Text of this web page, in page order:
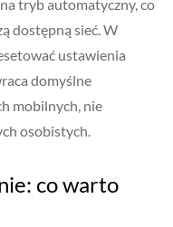
tryb automatyczny, co
dostępną sieć. W
ustawienia
domyślne
mobilnych, nie
osobistych.
co warto